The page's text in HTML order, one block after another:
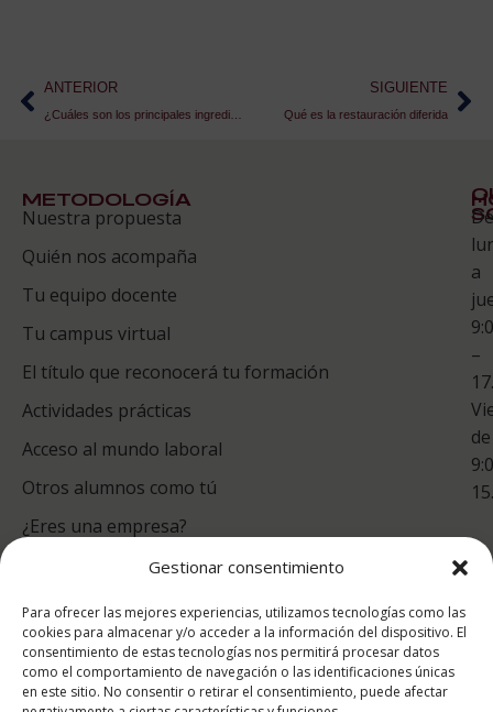
Gestionar consentimiento
Para ofrecer las mejores experiencias, utilizamos tecnologías como las
cookies para almacenar y/o acceder a la información del dispositivo. El
consentimiento de estas tecnologías nos permitirá procesar datos
como el comportamiento de navegación o las identificaciones únicas
en este sitio. No consentir o retirar el consentimiento, puede afectar
ANTERIOR SIGUIENTE
Qué es la restauración diferida
METODOLOGÍA
Nuestra propuesta
Quién nos acompaña
Tu equipo docente
Tu campus virtual
El título que reconocerá tu formación
Actividades prácticas
Acceso al mundo laboral
Otros alumnos como tú
¿Eres una empresa?
Te
De
a
–
de
puntuación para ESAH
9.4/10
basado en1331
Valoraciones soportado por
eKomi